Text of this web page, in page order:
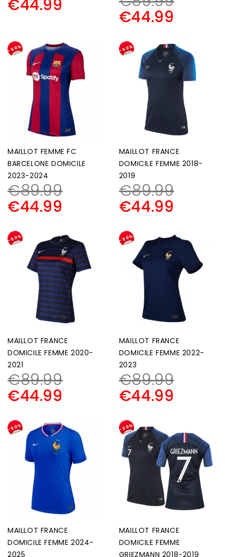
€44.99
€44.99
-50%
MAILLOT FEMME FC
BARCELONE DOMICILE
2023-2024
€89.99
€44.99
-50%
MAILLOT FRANCE
DOMICILE FEMME 2018-
2019
€89.99
€44.99
-50%
MAILLOT FRANCE
DOMICILE FEMME 2020-
2021
€89.99
€44.99
-50%
MAILLOT FRANCE
DOMICILE FEMME 2022-
2023
€89.99
€44.99
-50%
MAILLOT FRANCE
DOMICILE FEMME 2024-
2025
-50%
MAILLOT FRANCE
DOMICILE FEMME
GRIEZMANN 2018-2019